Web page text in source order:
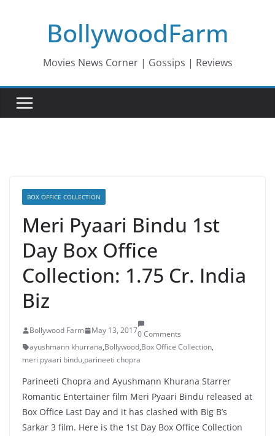
BollywoodFarm
Movies News Corner | Gossips | Reviews
BOX OFFICE COLLECTION
Meri Pyaari Bindu 1st
Day Box Office
Collection: 1.75 Cr. India
Biz
Bollywood Farm May 13, 20170 Comments
ayushmann khurrana,Bollywood,Box Office Collection,
meri pyaari bindu,parineeti chopra
Parineeti Chopra and Ayushmann Khurana Starrer
Romantic Entertainer film Meri Pyaari Bindu released at
Box Office Last Day and it has clashed with Big B’s
Sarkar 3 film. Here is the 1st Day Box Office Collection